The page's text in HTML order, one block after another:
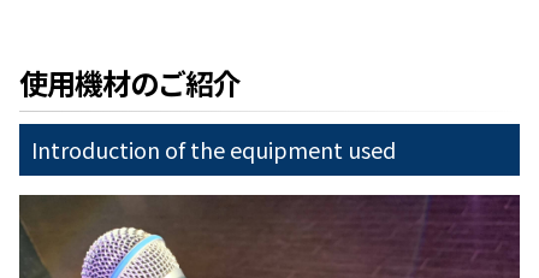
使用機材のご紹介
Introduction of the equipment used